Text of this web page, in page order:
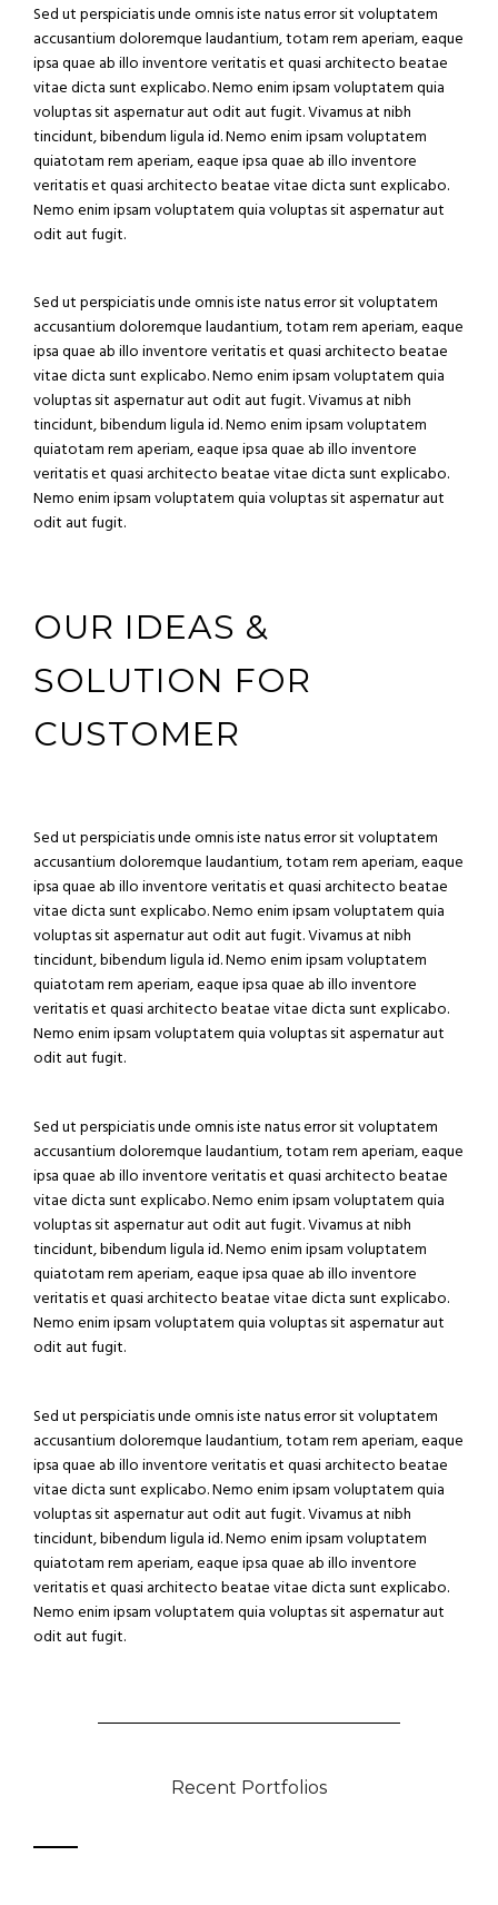
Sed ut perspiciatis unde omnis iste natus error sit voluptatem
accusantium doloremque laudantium, totam rem aperiam, eaque
ipsa quae ab illo inventore veritatis et quasi architecto beatae
vitae dicta sunt explicabo. Nemo enim ipsam voluptatem quia
voluptas sit aspernatur aut odit aut fugit. Vivamus at nibh
tincidunt, bibendum ligula id. Nemo enim ipsam voluptatem
quiatotam rem aperiam, eaque ipsa quae ab illo inventore
veritatis et quasi architecto beatae vitae dicta sunt explicabo.
Nemo enim ipsam voluptatem quia voluptas sit aspernatur aut
odit aut fugit.
Sed ut perspiciatis unde omnis iste natus error sit voluptatem
accusantium doloremque laudantium, totam rem aperiam, eaque
ipsa quae ab illo inventore veritatis et quasi architecto beatae
vitae dicta sunt explicabo. Nemo enim ipsam voluptatem quia
voluptas sit aspernatur aut odit aut fugit. Vivamus at nibh
tincidunt, bibendum ligula id. Nemo enim ipsam voluptatem
quiatotam rem aperiam, eaque ipsa quae ab illo inventore
veritatis et quasi architecto beatae vitae dicta sunt explicabo.
Nemo enim ipsam voluptatem quia voluptas sit aspernatur aut
odit aut fugit.
OUR IDEAS &
SOLUTION FOR
CUSTOMER
Sed ut perspiciatis unde omnis iste natus error sit voluptatem
accusantium doloremque laudantium, totam rem aperiam, eaque
ipsa quae ab illo inventore veritatis et quasi architecto beatae
vitae dicta sunt explicabo. Nemo enim ipsam voluptatem quia
voluptas sit aspernatur aut odit aut fugit. Vivamus at nibh
tincidunt, bibendum ligula id. Nemo enim ipsam voluptatem
quiatotam rem aperiam, eaque ipsa quae ab illo inventore
veritatis et quasi architecto beatae vitae dicta sunt explicabo.
Nemo enim ipsam voluptatem quia voluptas sit aspernatur aut
odit aut fugit.
Sed ut perspiciatis unde omnis iste natus error sit voluptatem
accusantium doloremque laudantium, totam rem aperiam, eaque
ipsa quae ab illo inventore veritatis et quasi architecto beatae
vitae dicta sunt explicabo. Nemo enim ipsam voluptatem quia
voluptas sit aspernatur aut odit aut fugit. Vivamus at nibh
tincidunt, bibendum ligula id. Nemo enim ipsam voluptatem
quiatotam rem aperiam, eaque ipsa quae ab illo inventore
veritatis et quasi architecto beatae vitae dicta sunt explicabo.
Nemo enim ipsam voluptatem quia voluptas sit aspernatur aut
odit aut fugit.
Sed ut perspiciatis unde omnis iste natus error sit voluptatem
accusantium doloremque laudantium, totam rem aperiam, eaque
ipsa quae ab illo inventore veritatis et quasi architecto beatae
vitae dicta sunt explicabo. Nemo enim ipsam voluptatem quia
voluptas sit aspernatur aut odit aut fugit. Vivamus at nibh
tincidunt, bibendum ligula id. Nemo enim ipsam voluptatem
quiatotam rem aperiam, eaque ipsa quae ab illo inventore
veritatis et quasi architecto beatae vitae dicta sunt explicabo.
Nemo enim ipsam voluptatem quia voluptas sit aspernatur aut
odit aut fugit.
Recent Portfolios